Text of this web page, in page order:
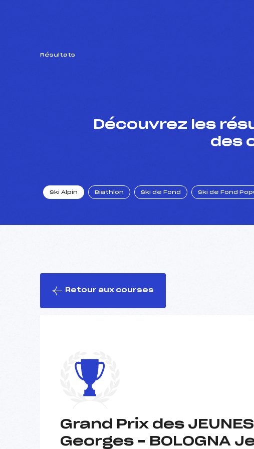
Résultats
Découvrez les
des
Ski Alpin Biathlon Ski de Fond Ski de Fond
Retour aux courses
Grand Prix des
Georges – BOLOGNA